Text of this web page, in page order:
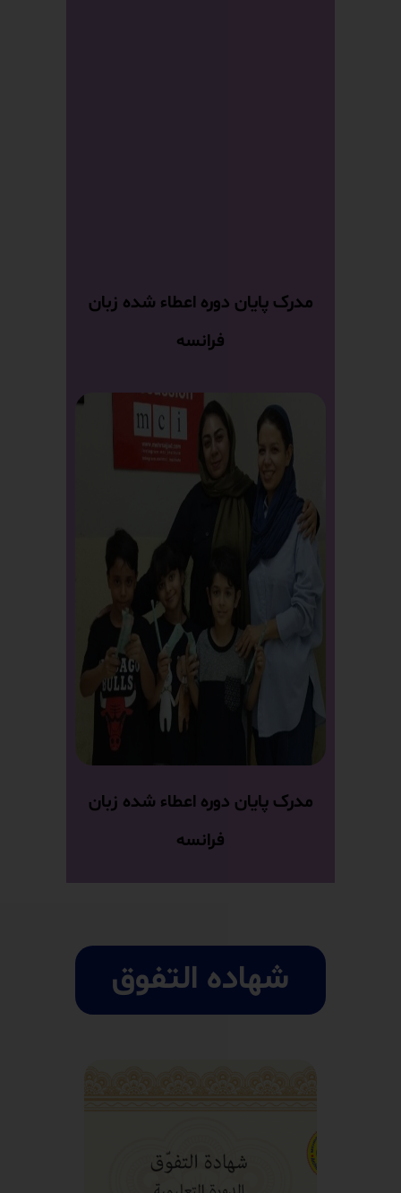
مدرک پایان دوره اعطاء شده زبان
فرانسه
مدرک پایان دوره اعطاء شده زبان
فرانسه
شهاده التفوق